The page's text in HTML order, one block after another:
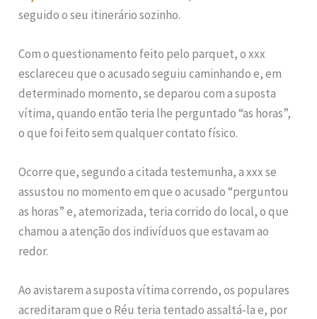
seguido o seu itinerário sozinho.
Com o questionamento feito pelo parquet, o xxx
esclareceu que o acusado seguiu caminhando e, em
determinado momento, se deparou com a suposta
vítima, quando então teria lhe perguntado “as horas”,
o que foi feito sem qualquer contato físico.
Ocorre que, segundo a citada testemunha, a xxx se
assustou no momento em que o acusado “perguntou
as horas” e, atemorizada, teria corrido do local, o que
chamou a atenção dos indivíduos que estavam ao
redor.
Ao avistarem a suposta vítima correndo, os populares
acreditaram que o Réu teria tentado assaltá-la e, por